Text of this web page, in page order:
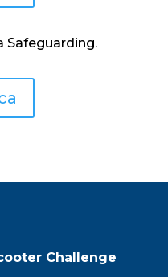
Safeguarding.
Challenge